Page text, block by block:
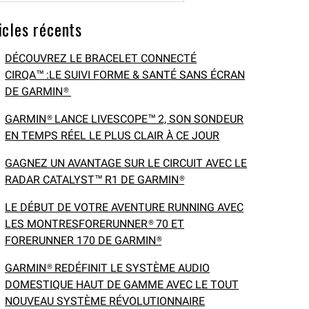
récents
DÉCOUVREZ LE BRACELET CONNECTÉ
CIRQA™ :LE SUIVI FORME & SANTÉ SANS ÉCRAN
DE GARMIN®
GARMIN® LANCE LIVESCOPE™ 2, SON SONDEUR
EN TEMPS RÉEL LE PLUS CLAIR À CE JOUR
GAGNEZ UN AVANTAGE SUR LE CIRCUIT AVEC LE
RADAR CATALYST™ R1 DE GARMIN®
LE DÉBUT DE VOTRE AVENTURE RUNNING AVEC
LES MONTRESFORERUNNER® 70 ET
FORERUNNER 170 DE GARMIN®
GARMIN® REDÉFINIT LE SYSTÈME AUDIO
DOMESTIQUE HAUT DE GAMME AVEC LE TOUT
NOUVEAU SYSTÈME RÉVOLUTIONNAIRE